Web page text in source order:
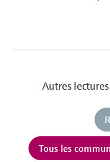
Autres
Tous les